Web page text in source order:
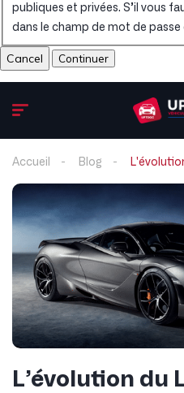
publiques et privées. S’il vous
dans le champ de mot de passe
Cancel
Accueil Blog
L’évolution du